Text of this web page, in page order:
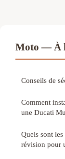
Moto — À
Conseils de
Comment
une Ducati
Quels sont
révision pour